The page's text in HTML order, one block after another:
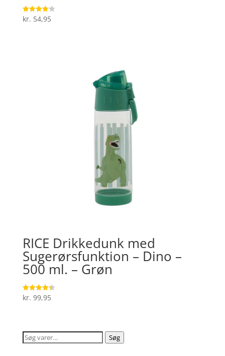
Vurderet
4.2
kr. 54,95
RICE Drikkedunk med
Sugerørsfunktion – Dino –
500 ml. – Grøn
Vurderet
4.3
kr. 99,95
Søg
Søg